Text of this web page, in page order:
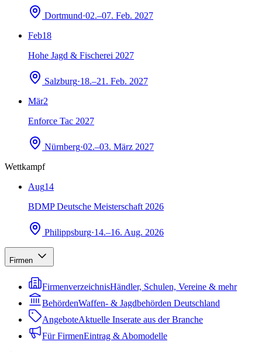
Dortmund·02.–07. Feb. 2027
Feb18
Hohe Jagd & Fischerei 2027
Salzburg·18.–21. Feb. 2027
Mär2
Enforce Tac 2027
Nürnberg·02.–03. März 2027
Wettkampf
Aug14
BDMP Deutsche Meisterschaft 2026
Philippsburg·14.–16. Aug. 2026
Firmen
FirmenverzeichnisHändler, Schulen, Vereine & mehr
BehördenWaffen- & Jagdbehörden Deutschland
AngeboteAktuelle Inserate aus der Branche
Für FirmenEintrag & Abomodelle